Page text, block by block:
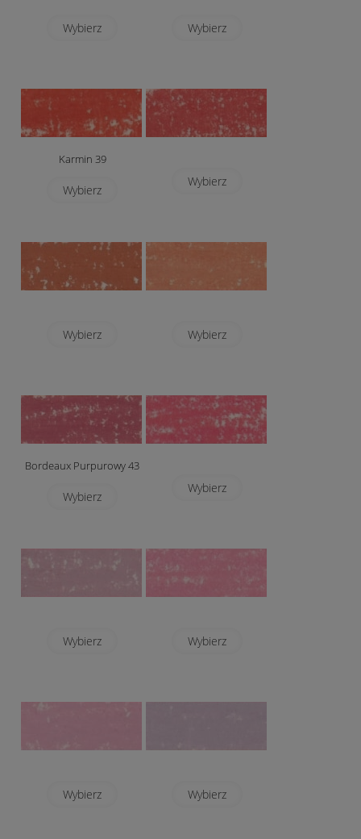
Wybierz Wybierz
Karmin 39
Wybierz
Wybierz
Wybierz Wybierz
Bordeaux Purpurowy 43
Wybierz
Wybierz
Wybierz Wybierz
Wybierz Wybierz